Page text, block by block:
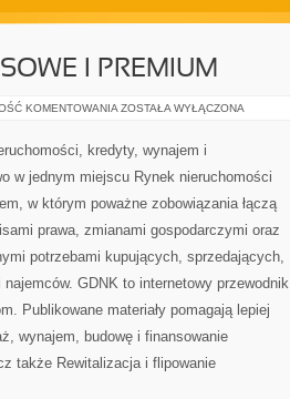
I PREMIUM
KOMENTOWANIA NIERUCHOMOŚCI
PREMIUM
ZOSTAŁA WYŁĄCZONA
kredyty, wynajem i
w jednym miejscu Rynek nieruchomości
w którym poważne zobowiązania łączą
prawa, zmianami gospodarczymi oraz
potrzebami kupujących, sprzedających,
najemców. GDNK to internetowy przewodnik
Publikowane materiały pomagają lepiej
wynajem, budowę i finansowanie
także Rewitalizacja i flipowanie